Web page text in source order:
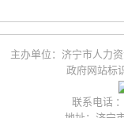
主办单位：济宁市人力
政府网站标
联系电话